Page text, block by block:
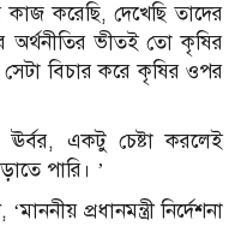
কাজ করেছি, দেখেছি তাদের
অর্থনীতির ভীতই তো কৃষির
বিচার করে কৃষির ওপর
একটু চেষ্টা করলেই
পারি। ’
প্রধানমন্ত্রী নির্দেশনা